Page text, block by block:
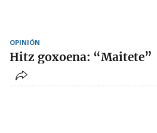
OPINIÓN
Hitz goxoena: “Maitete”